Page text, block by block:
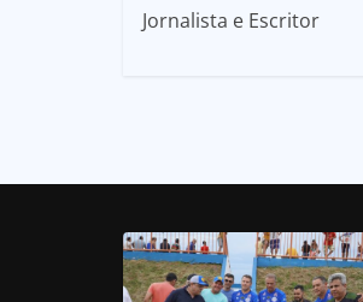
Jornalista e Escritor